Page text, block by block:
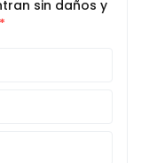
sin daños y